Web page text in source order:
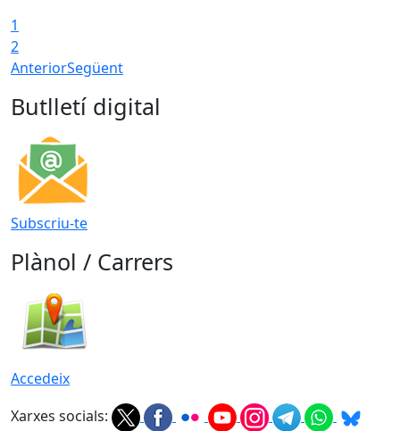
1
2
AnteriorSegüent
Butlletí digital
Subscriu-te
Plànol / Carrers
Accedeix
Xarxes socials: